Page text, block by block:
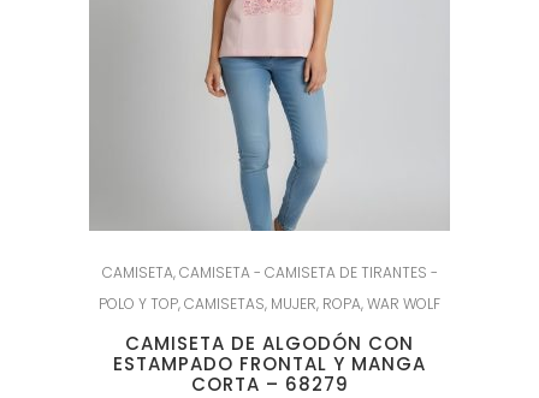
CAMISETA,CAMISETA - CAMISETA DE TIRANTES -
POLO Y TOP,CAMISETAS, MUJER, ROPA,WAR WOLF
CAMISETA DE ALGODÓN CON
ESTAMPADO FRONTAL Y MANGA
CORTA – 68279